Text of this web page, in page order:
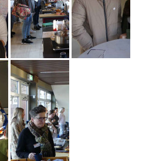
viele
Worte
zu
verlieren.
präsentierten
sich.
Das
Schülerinnen-
Cafe
und
das
der
Abi-